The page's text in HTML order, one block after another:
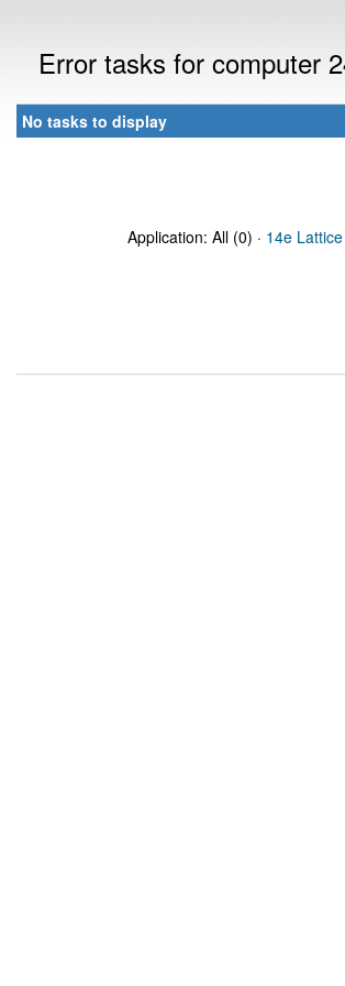
Error tasks for computer
No tasks to display
Application: All (0) · 14e